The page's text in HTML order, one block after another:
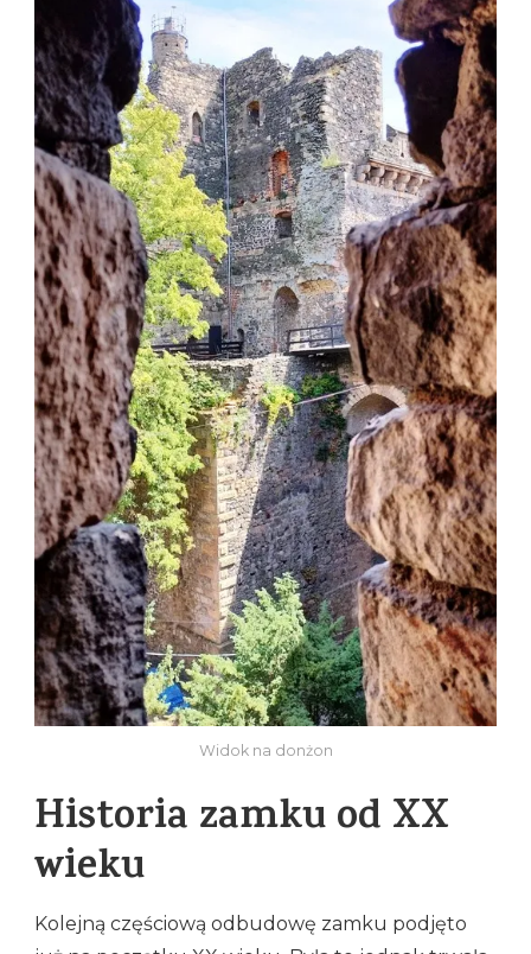
Widok na donżon
Historia zamku od XX
wieku
Kolejną częściową odbudowę zamku podjęto